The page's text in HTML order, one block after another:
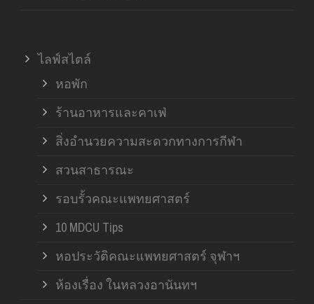
ไลฟ์สไตล์
หอพัก
ร้านอาหารและคาเฟ่
สิ่งอำนวยความสะดวกทางการกีฬา
สวนสาธารณะ
รอบรั้วคณะแพทยศาสตร์
10 MDCU Tips
หอประวัติคณะแพทยศาสตร์ จุฬาฯ
ห้องเรื่อง ในหลวงอานันทฯ